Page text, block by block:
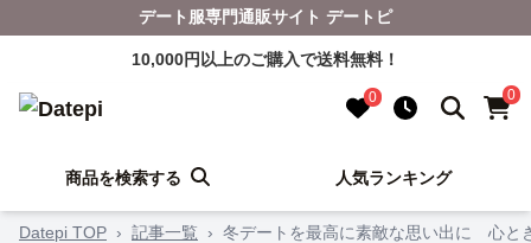
デート服専門通販サイト デートピ
10,000円以上のご購入で送料無料！
0 0
商品を検索する 人気ランキング
Datepi TOP › 記事一覧 › 冬デートを最高に素敵な思い出に 心と